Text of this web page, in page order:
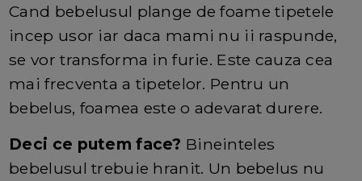
Cand bebelusul plange de foame tipetele
incep usor iar daca mami nu ii raspunde,
se vor transforma in furie. Este cauza cea
mai frecventa a tipetelor. Pentru un
bebelus, foamea este o adevarat durere.
Deci ce putem face? Bineinteles
bebelusul trebuie hranit. Un bebelus nu